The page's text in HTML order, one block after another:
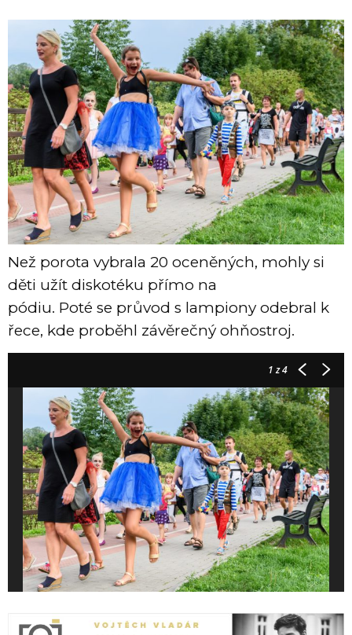
Než porota vybrala 20 oceněných, mohly si
děti užít diskotéku přímo na
pódiu. Poté se průvod s lampiony odebral k
řece, kde proběhl závěrečný ohňostroj.
1z 4